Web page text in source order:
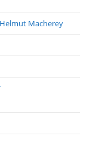
Macherey